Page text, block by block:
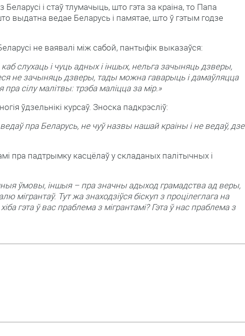
і стаў тлумачыць, што гэта за краіна, то Папа
выдатна ведае Беларусь і памятае, што ў гэтым годзе
не ваявалі між сабой, пантыфік выказаўся:
слухаць і чуць адных і іншых, нельга зачыняць дзверы,
не зачыняць дзверы, тады можна гаварыць і дамаўляцца
сілу малітвы: трэба маліцца за мір.»
ўдзельнікі курсаў. Зноска падкрэсліў:
ведаў пра Беларусь, не чуў назвы нашай краіны і не ведаў, дзе
пра падтрымку касцёлаў у складаных палітычных і
ўмовы, іншыя – пра значны адыход грамадства ад веры,
мігрантаў. Тут жа знаходзіўся біскуп з процілеглага на
гэта ў вас праблема з мігрантамі? Гэта ў нас праблема з